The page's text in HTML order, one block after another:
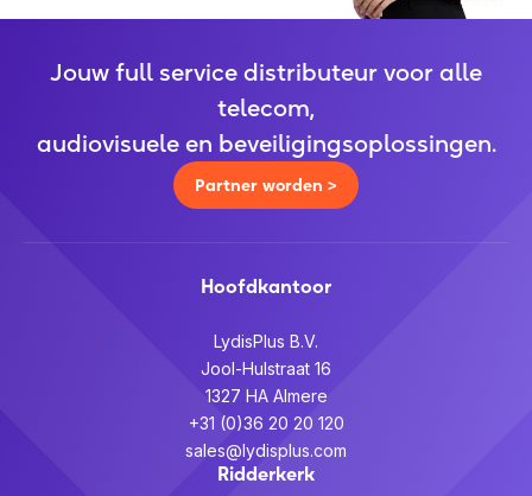
Jouw full service distributeur voor alle
telecom,
audiovisuele en beveiligingsoplossingen.
Partner worden >
Hoofdkantoor
LydisPlus B.V.
Jool-Hulstraat 16
1327 HA Almere
+31 (0)36 20 20 120
sales@lydisplus.com
Ridderkerk